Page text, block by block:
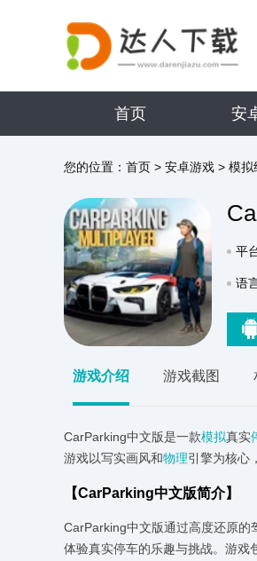
首页 安
您的位置： 首页 > 安卓游戏 > 模拟
平
语
游戏介绍 游戏截图
CarParking中文版是一款模拟真实
游戏以写实画风和物理引擎为核心
【CarParking中文版简介】
CarParking中文版通过高度还原的
体验真实停车的乐趣与挑战。游戏